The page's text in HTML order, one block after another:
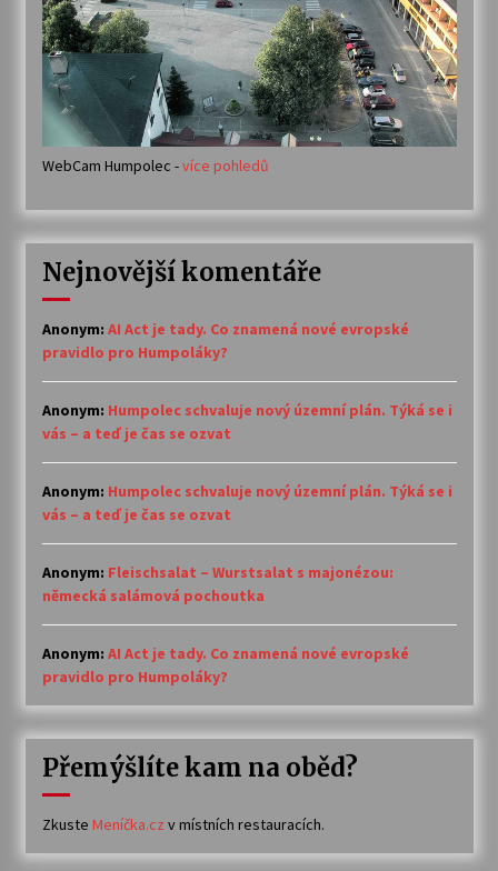
WebCam Humpolec -více pohledů
Nejnovější komentáře
Anonym: AI Act je tady. Co znamená nové evropské
pravidlo pro Humpoláky?
Anonym: Humpolec schvaluje nový územní plán. Týká se i
vás – a teď je čas se ozvat
Anonym: Humpolec schvaluje nový územní plán. Týká se i
vás – a teď je čas se ozvat
Anonym: Fleischsalat – Wurstsalat s majonézou:
německá salámová pochoutka
Anonym: AI Act je tady. Co znamená nové evropské
pravidlo pro Humpoláky?
Přemýšlíte kam na oběd?
Zkuste Meníčka.cz v místních restauracích.